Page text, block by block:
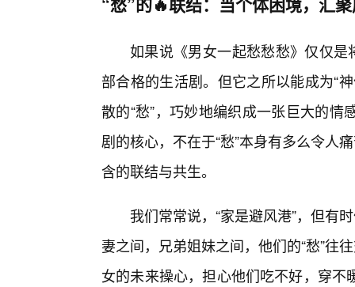
如果说《男女一起愁愁愁》仅仅是
部合格的生活剧。但它之所以能成为“
散的“愁”，巧妙地编织成一张巨大的
剧的核心，不在于“愁”本身有多么令
含的联结与共生。
我们常常说，“家是避风港”，但有
妻之间，兄弟姐妹之间，他们的“愁”往
女的未来操心，担心他们吃不好，穿